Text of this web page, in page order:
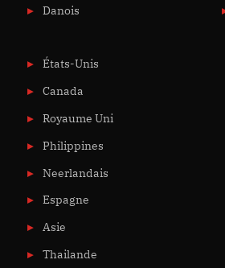
Danois
États-Unis
Canada
Royaume Uni
Philippines
Neerlandais
Espagne
Asie
Thailande